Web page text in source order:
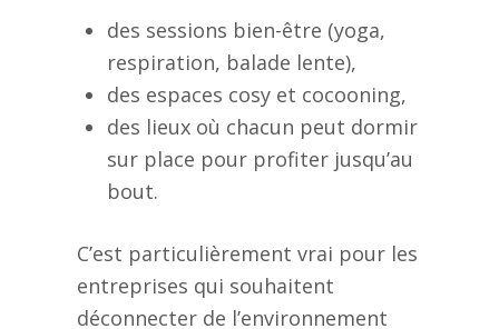
des sessions bien-être (yoga,
respiration, balade lente),
des espaces cosy et cocooning,
des lieux où chacun peut dormir
sur place pour profiter jusqu’au
bout.
C’est particulièrement vrai pour les
entreprises qui souhaitent
déconnecter de l’environnement